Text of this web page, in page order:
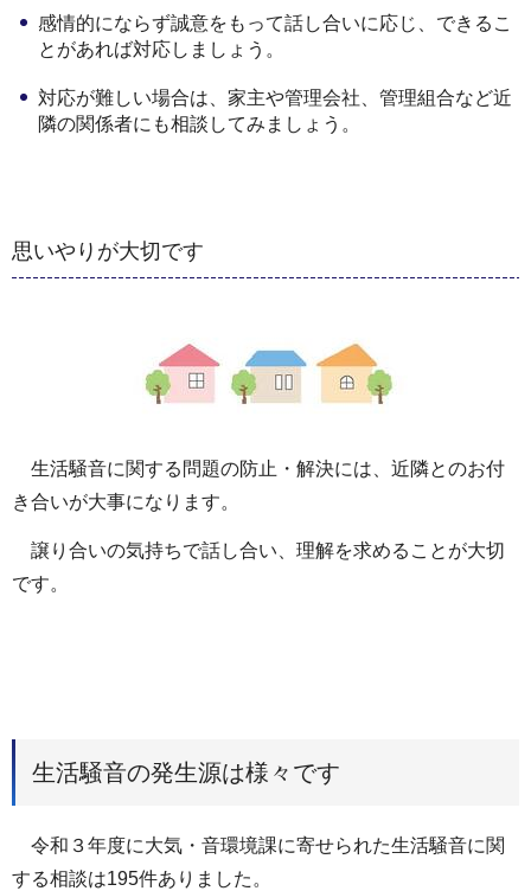
感情的にならず誠意をもって話し合いに応じ、できるこ
とがあれば対応しましょう。
対応が難しい場合は、家主や管理会社、管理組合など近
隣の関係者にも相談してみましょう。
思いやりが大切です
生活騒音に関する問題の防止・解決には、近隣とのお付
き合いが大事になります。
譲り合いの気持ちで話し合い、理解を求めることが大切
です。
生活騒音の発生源は様々です
令和３年度に大気・音環境課に寄せられた生活騒音に関
する相談は195件ありました。